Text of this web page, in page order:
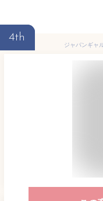
4th
ジャパンギャ